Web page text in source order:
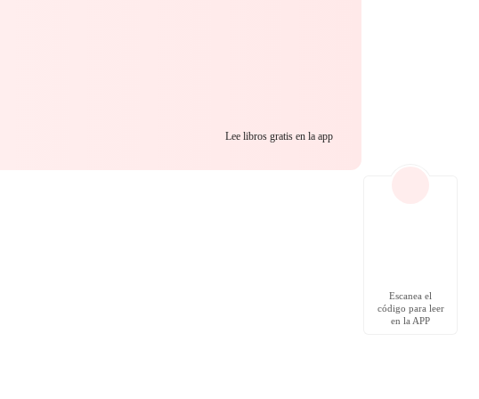
Lee libros gratis en la app
Escanea el
código para leer
en la APP